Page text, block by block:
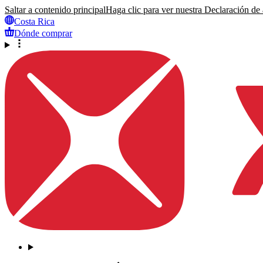
Saltar a contenido principalHaga clic para ver nuestra Declaración
Costa Rica
Dónde comprar